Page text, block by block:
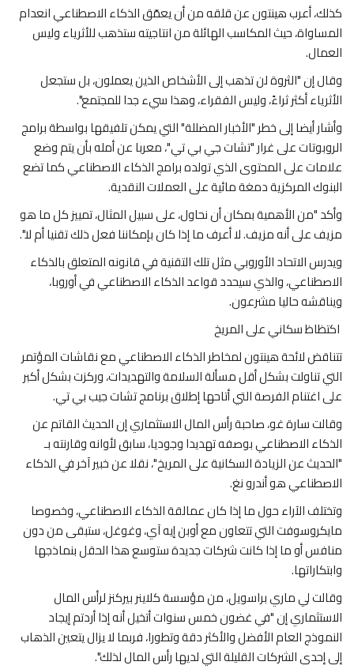
كذلك، أعرب هينتون عن قلقه من أن يعمّق الذكاء الاصطناعي انعدام
المساواة، حيث المكاسب الهائلة من انتاجيته ستذهب للأثرياء وليس
العمال.
وقال إن "الثروة لن تذهب إلى الأشخاص الذين يعملون، بل ستجعل
الأثرياء أكثر ثراءً، وليس الفقراء، وهذا سيء جدا للمجتمع".
وأشار أيضا إلى خطر "الأخبار المضللة" التي يمكن تلفيقها بواسطة برامج
الروبوتات على غرار "تشات جي بي تي"، معربا عن أمله بأن يتم وضع
علامات على المحتوى الذي تولده برامج الذكاء الاصطناعي كما تضع
البنوك المركزية دمغة مائية على العملات النقدية.
وأكد "من الأهمية بمكان أن نحاول، على سبيل المثال، تمييز كل ما هو
مزيف على أنه مزيف. لا أعرف ما إذا كان بإمكاننا فعل ذلك تقنيا أم لا".
ويدرس الاتحاد الأوروبي مثل تلك التقنية في قانونه المتعلق بالذكاء
الاصطناعي، والذي سيحدد قواعد الذكاء الاصطناعي في أوروبا،
ويناقشه حاليا مشرعون.
اكتظاظ سكاني على المريخ
تتناقض لائحة هينتون لمخاطر الذكاء الاصطناعي مع نقاشات المؤتمر
التي تناولت بشكل أقل مسألة السلامة والتهديدات، وركزت بشكل أكبر
على اغتنام الفرصة التي أتاحها إطلاق برنامج تشات جيب بي تي.
وقالت سارة غو، صاحبة رأس المال الاستثماري إن الحديث القاتم عن
الذكاء الاصطناعي بوصفه تهديدا وجوديا، سابق لأوانه وقارنته بـ
"الحديث عن الزيادة السكانية على المريخ"، نقلا عن خبير آخر في الذكاء
الاصطناعي هو أندرو نغ.
وتختلف الآراء حول ما إذا كان عمالقة الذكاء الاصطناعي، وخصوصا
مايكروسوفت التي تتعاون مع أوبن إيه آي، وغوغل، ستبقى من دون
منافس أو ما إذا كانت شركات جديدة ستوسع هذا الحقل بنماذجها
وابتكاراتها.
وقالت لي ماري براسويل، من مؤسسة كلاينر بيركنز لرأس المال
الاستثماري إن "في غضون خمس سنوات أتخيل أنه إذا أردتم إيجاد
النموذج العام الأفضل والأكثر دقة وتطورا، فربما لا يزال يتعين الذهاب
إلى إحدى الشركات القليلة التي لديها رأس المال لذلك".